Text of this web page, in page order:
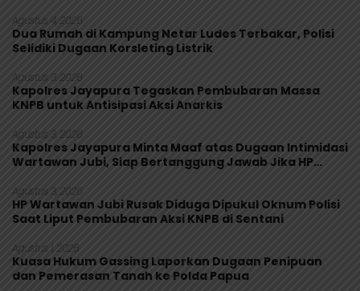
Agustus 4, 2026
Dua Rumah di Kampung Netar Ludes Terbakar, Polisi
Selidiki Dugaan Korsleting Listrik
Agustus 3, 2026
Kapolres Jayapura Tegaskan Pembubaran Massa
KNPB untuk Antisipasi Aksi Anarkis
Agustus 3, 2026
Kapolres Jayapura Minta Maaf atas Dugaan Intimidasi
Wartawan Jubi, Siap Bertanggung Jawab Jika HP
Agustus 3, 2026
HP Wartawan Jubi Rusak Diduga Dipukul Oknum Polisi
Saat Liput Pembubaran Aksi KNPB di Sentani
Agustus 1, 2026
Kuasa Hukum Gassing Laporkan Dugaan Penipuan
dan Pemerasan Tanah ke Polda Papua